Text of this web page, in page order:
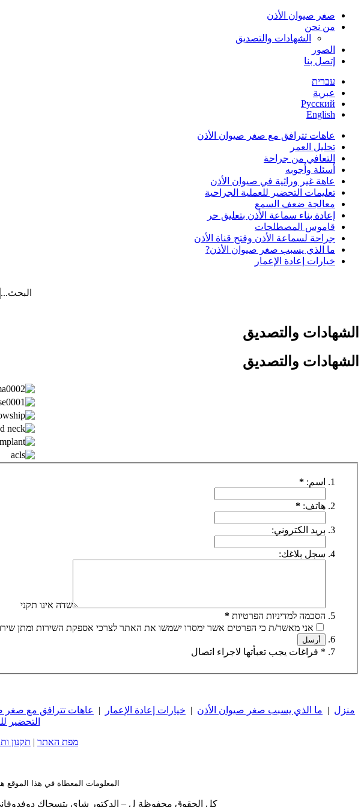
صغر صيوان الأذن
من نحن
الشهادات والتصديق
الصور
إتصل بنا
עברית
عبرية
Русский
English
عاهات تترافق مع صغر صيوان الأذن
تحليل العمر
التعافي من جراحة
أسئلة وأجوبه
عاهة غير وراثية في صيوان الأذن
تعليمات التحضير للعملية الجراحية
معالجة ضعف السمع
إعادة بناء سماعة الأذن بتعليق حر
قاموس المصطلحات
جراحة لسماعة الأذن وفتح قناة الأذن
ما الذي يسبب صغر صيوان الأذن?
خيارات إعادة الإعمار
البحث...
الشهادات والتصديق
الشهادات والتصديق
اسم: *
هاتف: *
بريد الكتروني:
سجل بلاغك:
שדה אינו תקני
הסכמה למדיניות הפרטיות *
אני מאשר/ת כי הפרטים אשר ימסרו ישמשו את האתר לצרכי אספקת השירות ומתן
* فراغات يجب تعبأتها لاجراء اتصال
منزل | ما الذي يسبب صغر صيوان الأذن | خيارات إعادة الإعمار | عاهات تترافق مع صغر
التحضير
מפת האתר | תקנון
المعلومات المعطاة في هذا
كل الحقوق محفوظة ل – الدكتور شاي يتسحاك دوفدوفاني عيميك هأيلاه 7 رمات جان